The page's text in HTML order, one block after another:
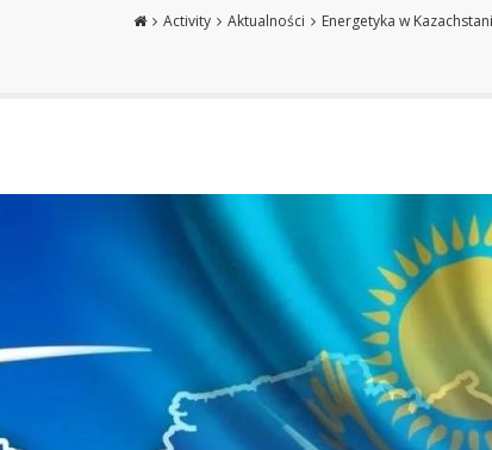
Activity Aktualności Energetyka w